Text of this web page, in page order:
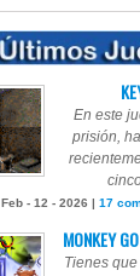
En este
prisión,
Feb - 12 - 2026 | 17
MONKEY
Tienes